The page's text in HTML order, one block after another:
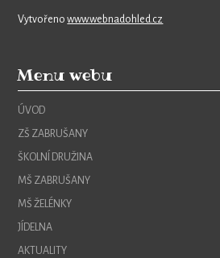
Vytvořenowww.webnadohled.cz
Menu webu
ÚVOD
ZŠ ZABRUŠANY
ŠKOLNÍ DRUŽINA
MŠ ZABRUŠANY
MŠ ŽELÉNKY
JÍDELNA
AKTUALITY